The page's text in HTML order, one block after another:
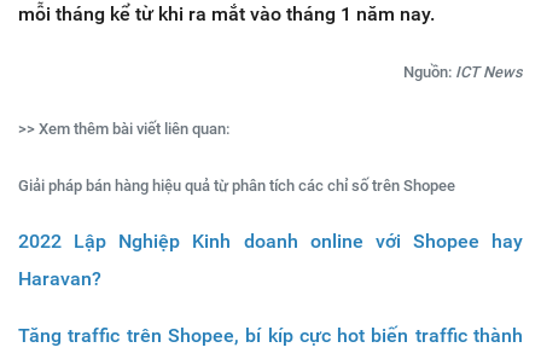
mỗi tháng kể từ khi ra mắt vào tháng 1 năm nay.
Nguồn: ICT News
>> Xem thêm bài viết liên quan:
Giải pháp bán hàng hiệu quả từ phân tích các chỉ số trên Shopee
2022 Lập Nghiệp Kinh doanh online với Shopee hay
Haravan?
Tăng traffic trên Shopee, bí kíp cực hot biến traffic thành